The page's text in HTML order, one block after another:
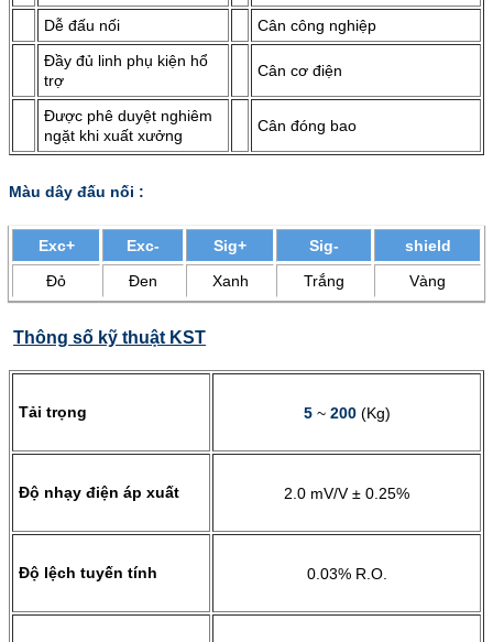
Dễ đấu nối
Cân công nghiệp
Đầy đủ linh phụ kiện hổ
trợ
Cân cơ điện
Được phê duyệt nghiêm
ngặt khi xuất xưởng
Cân đóng bao
Màu dây đấu nối :
Exc+ Exc- Sig+ Sig-
shield
Đỏ
Đen Xanh Trắng Vàng
Thông số kỹ thuật KST
Tải trọng 5~ 200(Kg)
Độ nhạy điện áp xuất 2.0 mV/V ± 0.25%
Độ lệch tuyến tính 0.03% R.O.